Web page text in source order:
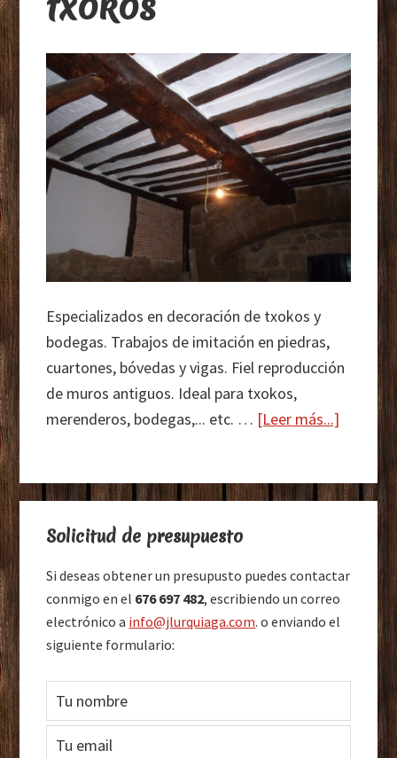
Especializados en decoración de txokos y
bodegas. Trabajos de imitación en piedras,
cuartones, bóvedas y vigas. Fiel reproducción
de muros antiguos. Ideal para txokos,
merenderos, bodegas,... etc. … [Leer más...] acerca
de
txokos
Barra
lateral
principal
Solicitud de presupuesto
Si deseas obtener un presupusto puedes contactar
conmigo en el 676 697 482, escribiendo un correo
electrónico a info@jlurquiaga.com. o enviando el
siguiente formulario: